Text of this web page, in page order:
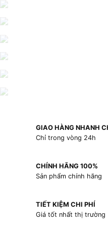
GIAO HÀNG NHANH
Chỉ trong vòng 24h
CHÍNH HÃNG 100%
Sản phẩm chính hãng
TIẾT KIỆM CHI PHÍ
Giá tốt nhất thị trường